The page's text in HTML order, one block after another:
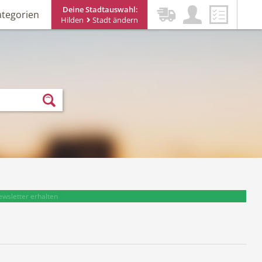
Deine Stadtauswahl:
Hilden
Stadt ändern
erhalten